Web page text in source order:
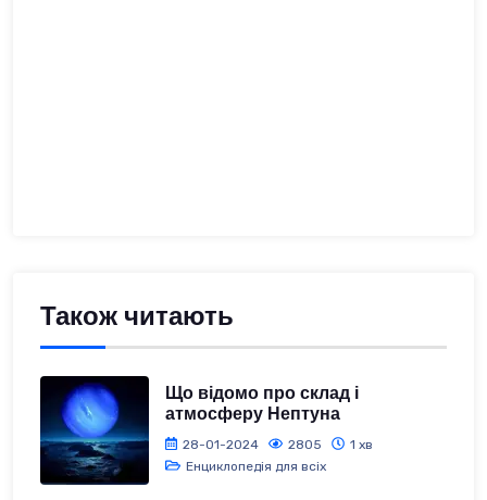
Також читають
Що відомо про склад і
атмосферу Нептуна
28-01-2024 2805
1 хв
Енциклопедія для всіх